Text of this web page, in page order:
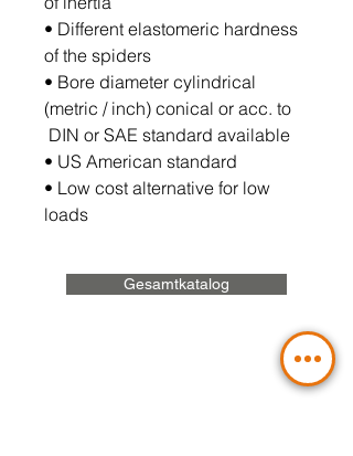
• Different elastomeric hardness
of the spiders
• Bore diameter cylindrical
(metric / inch) conical or acc. to
DIN or SAE standard available
• US American standard
• Low cost alternative for low
loads
Gesamtkatalog